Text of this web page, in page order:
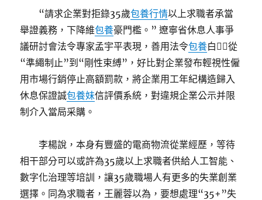
“請求企業對拒錄35歲包養行情以上求職者承當
舉證義務，下降維包養豪門檻。” 遼寧省休息人事爭
議研討會法令專家孟宇平表現，善用法令包養白，從
“準繩制止”到“剛性束縛”，好比對企業發布輕視性僱
用市場行銷停止高額罰款，將企業用工年紀構造歸入
休息保證誠包養妹信評價系統，對違規企業公示并限
制介入當局采購。
李楊說，本身有豐盛的電商物流從業經歷，等待
相干部分可以或許為35歲以上求職者供給人工智能、
數字化治理等培訓，讓35歲職場人有更多的失業創業
選擇。同為求職者，王麗蓉以為，要想處理“35+”失